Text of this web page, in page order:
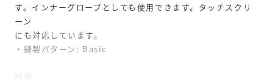
す。インナーグローブとしても使用できます。タッチスクリ
ーン
にも対応しています。
・縫製パターン: Basic
特徴